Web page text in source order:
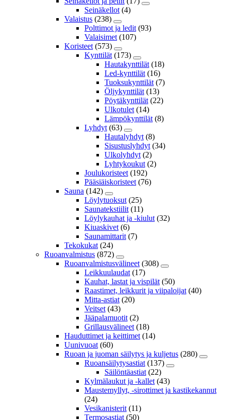
Seinäkellot (4)
Valaistus (238)
Polttimot ja ledit (93)
Valaisimet (107)
Koristeet (573)
Kynttilät (173)
Hautakynttilät (18)
Led-kynttilät (16)
Tuoksukynttilät (7)
Öljykynttilät (13)
Pöytäkynttilät (22)
Ulkotulet (14)
Lämpökynttilät (8)
Lyhdyt (63)
Hautalyhdyt (8)
Sisustuslyhdyt (34)
Ulkolyhdyt (2)
Lyhtykoukut (2)
Joulukoristeet (192)
Pääsiäiskoristeet (76)
Sauna (142)
Löylytuoksut (25)
Saunatekstiilit (11)
Löylykauhat ja -kiulut (32)
Kiuaskivet (6)
Saunamittarit (7)
Tekokukat (24)
Ruoanvalmistus (872)
Ruoanvalmistusvälineet (308)
Leikkuulaudat (17)
Kauhat, lastat ja vispilät (50)
Raastimet, leikkurit ja viipaloijat (40)
Mitta-astiat (20)
Veitset (43)
Jääpalamuotit (2)
Grillausvälineet (18)
Hauduttimet ja keittimet (14)
Uunivuoat (60)
Ruoan ja juoman säilytys ja kuljetus (280)
Ruoansäilytysastiat (137)
Säilöntäastiat (22)
Kylmälaukut ja -kallet (43)
Maustemyllyt, -sirottimet ja kastikekannut
(24)
Vesikanisterit (11)
Termosastiat (50)